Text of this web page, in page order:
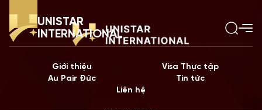
UNISTAR
INTERNATIONAL
Giới thiệu
Visa Thực tập
Au Pair Đức
Tin tức
Liên hệ